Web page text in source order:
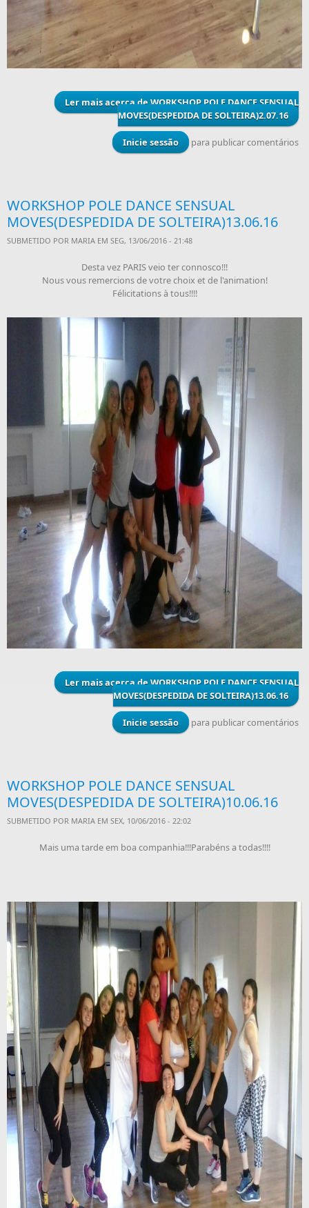
Ler maisacerca de WORKSHOP POLE DANCE SENSUAL
MOVES(DESPEDIDA DE SOLTEIRA)2.07.16
Inicie sessão para publicar comentários
WORKSHOP POLE DANCE SENSUAL
MOVES(DESPEDIDA DE SOLTEIRA)13.06.16
SUBMETIDO POR MARIA EM SEG, 13/06/2016 - 21:48
Desta vez PARIS veio ter connosco!!!
Nous vous remercions de votre choix et de l'animation!
Félicitations à tous!!!!
Ler maisacerca de WORKSHOP POLE DANCE SENSUAL
MOVES(DESPEDIDA DE SOLTEIRA)13.06.16
Inicie sessão para publicar comentários
WORKSHOP POLE DANCE SENSUAL
MOVES(DESPEDIDA DE SOLTEIRA)10.06.16
SUBMETIDO POR MARIA EM SEX, 10/06/2016 - 22:02
Mais uma tarde em boa companhia!!!Parabéns a todas!!!!